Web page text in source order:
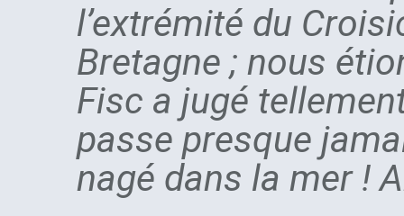
l’extrémité du
Bretagne ; nous
Fisc a jugé
passe presque
nagé dans la mer !